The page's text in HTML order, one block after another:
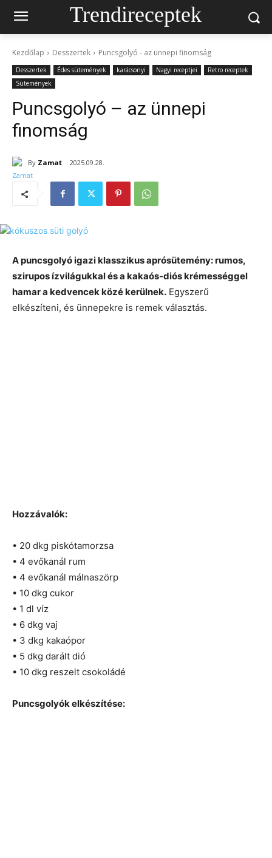
Trendireceptek
Kezdőlap Desszertek Puncsgolyó - az ünnepi finomság
Desszertek Édes sütemények karácsonyi Nagyi receptjei
Retro receptek
Sütemények
Puncsgolyó – az ünnepi
finomság
By Zamat 2025.09.28.
A puncsgolyó igazi klasszikus aprósütemény: rumos,
szirupos ízvilágukkal és a kakaós-diós krémességgel
hamar a kedvencek közé kerülnek. Egyszerű
elkészíteni, és ünnepekre is remek választás.
Hozzávalók:
• 20 dkg piskótamorzsa
• 4 evőkanál rum
• 4 evőkanál málnaszörp
• 10 dkg cukor
• 1 dl víz
• 6 dkg vaj
• 3 dkg kakaópor
• 5 dkg darált dió
• 10 dkg reszelt csokoládé
Puncsgolyók elkészítése: